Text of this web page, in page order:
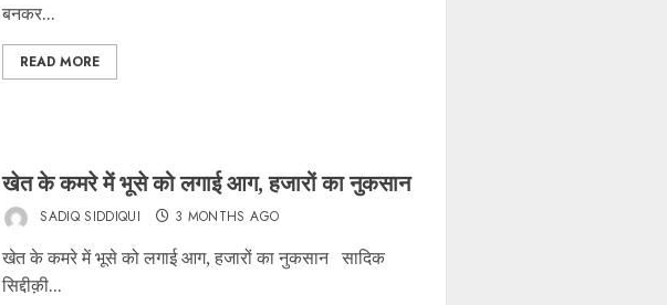
बनकर...
READ MORE
खेत के कमरे में भूसे को लगाई आग, हजारों का नुकसान
SADIQ SIDDIQUI 3 MONTHS AGO
खेत के कमरे में भूसे को लगाई आग, हजारों का नुकसान सादिक
सिद्दीक़ी...